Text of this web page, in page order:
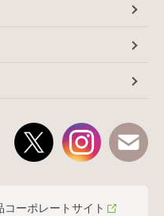
コーポレートサイト